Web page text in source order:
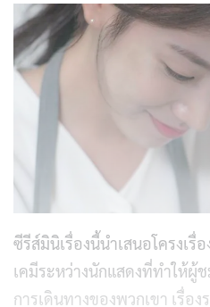
ซีรีส์มินิเรื่องนี้นำเสนอโครงเ
เคมีระหว่างนักแสดงที่ทำให้ผู้
การเดินทางของพวกเขา เรื่อ